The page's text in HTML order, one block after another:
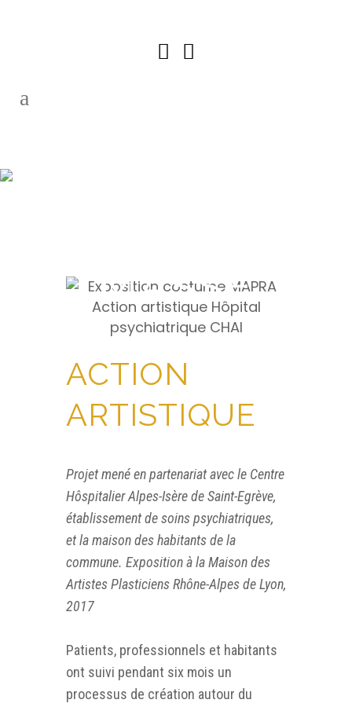
MASSE
ACTION
ARTISTIQUE
Projet mené en partenariat avec le Centre
Hôspitalier Alpes-Isère de Saint-Egrève,
établissement de soins psychiatriques,
et la maison des habitants de la
commune. Exposition à la Maison des
Artistes Plasticiens Rhône-Alpes de Lyon,
2017
Patients, professionnels et habitants
ont suivi pendant six mois un
processus de création autour du